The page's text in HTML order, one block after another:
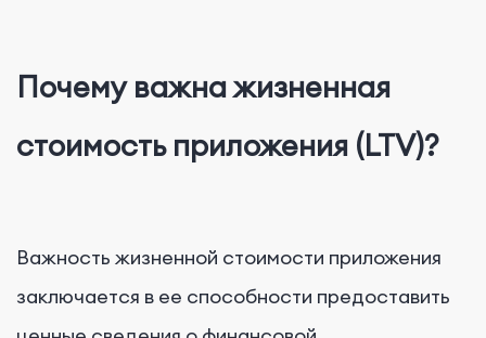
Почему важнажизненная
стоимость приложения (LTV)?
Важность жизненной стоимости приложения
заключается в ее способности предоставить